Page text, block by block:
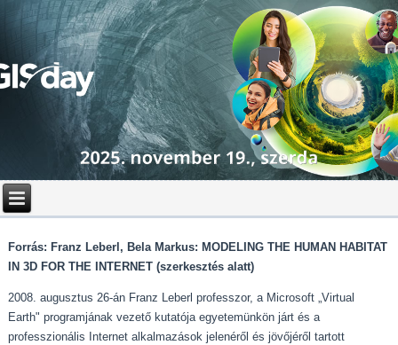
Forrás: Franz Leberl, Bela Markus: MODELING THE HUMAN HABITAT
IN 3D FOR THE INTERNET (szerkesztés alatt)
2008. augusztus 26-án Franz Leberl professzor, a Microsoft „Virtual
Earth" programjának vezető kutatója egyetemünkön járt és a
professzionális Internet alkalmazások jelenéről és jövőjéről tartott